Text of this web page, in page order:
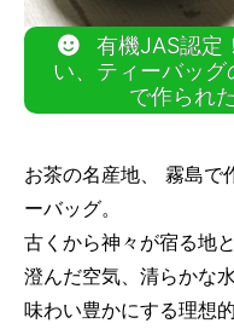
有機JAS認定
い、ティーバッ
で作られ
お茶の名産地、 霧島で
ーバッグ。
古くから神々が宿る地
澄んだ空気、清らかな
味わい豊かにする理想